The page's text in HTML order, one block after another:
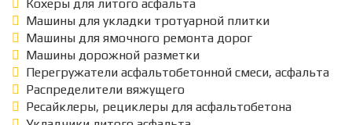
Кохеры для литого асфальта
Машины для укладки тротуарной плитки
Машины для ямочного ремонта дорог
Машины дорожной разметки
Перегружатели асфальтобетонной смеси, асфальта
Распределители вяжущего
Ресайклеры, рециклеры для асфальтобетона